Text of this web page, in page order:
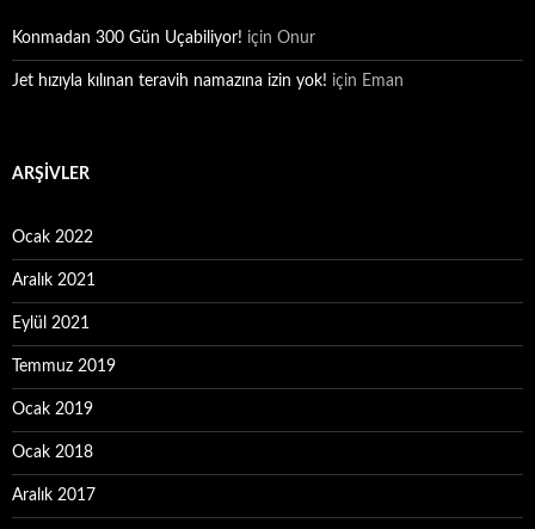
Konmadan 300 Gün Uçabiliyor! için Onur
Jet hızıyla kılınan teravih namazına izin yok! için Eman
ARŞIVLER
Ocak 2022
Aralık 2021
Eylül 2021
Temmuz 2019
Ocak 2019
Ocak 2018
Aralık 2017